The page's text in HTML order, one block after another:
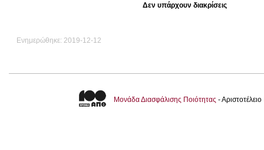
Δεν υπάρχουν διακρίσεις
Ενημερώθηκε: 2019-12-12
Μονάδα Διασφάλισης Ποιότητας -